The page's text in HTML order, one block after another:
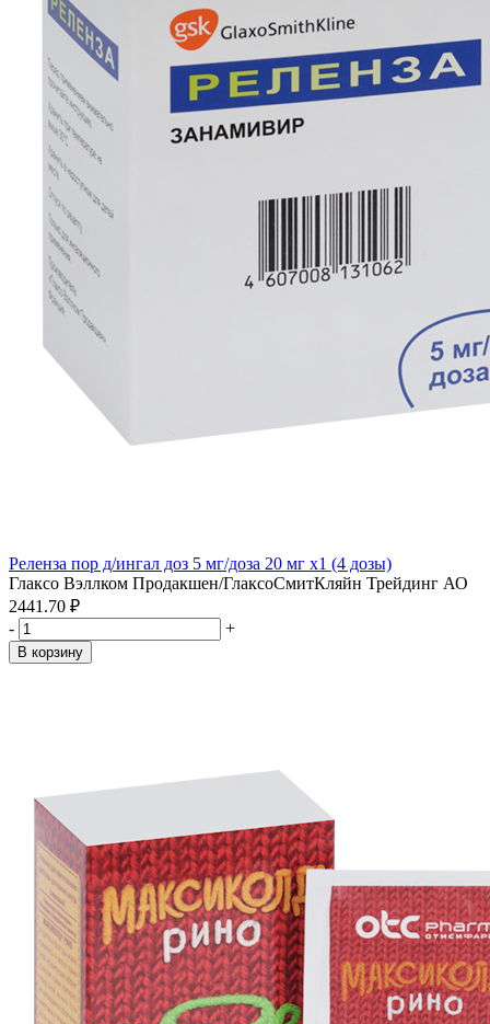
Реленза пор д/ингал доз 5 мг/доза 20 мг x1 (4 дозы)
Глаксо Вэллком Продакшен/ГлаксоСмитКляйн Трейдинг АО
2441.70 ₽
-
+
В корзину